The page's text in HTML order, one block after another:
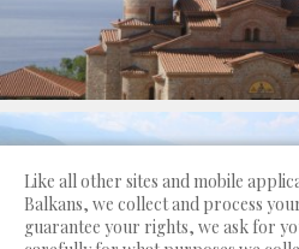
Like all other sites and mobile
Balkans, we collect and process
guarantee your rights, we ask for